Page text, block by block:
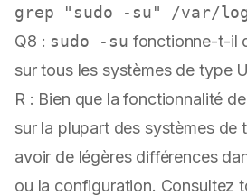
grep
"sudo -su"
Q8 : sudo -su fonctionne-t-il
sur tous les systèmes de type
R : Bien que la fonctionnalité
sur la plupart des systèmes de
avoir de légères différences
ou la configuration. Consultez